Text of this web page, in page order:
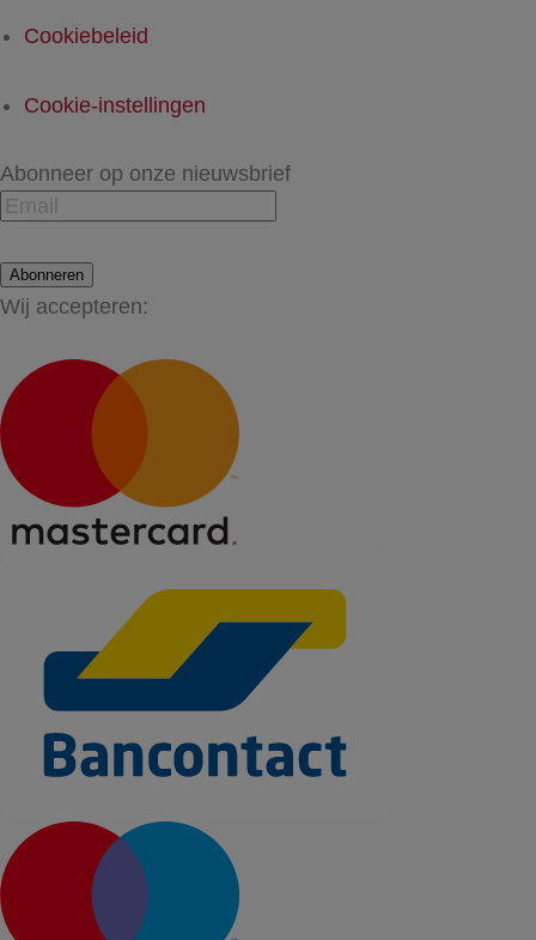
Cookiebeleid
Cookie-instellingen
Abonneer op onze nieuwsbrief
Abonneren
Wij accepteren: